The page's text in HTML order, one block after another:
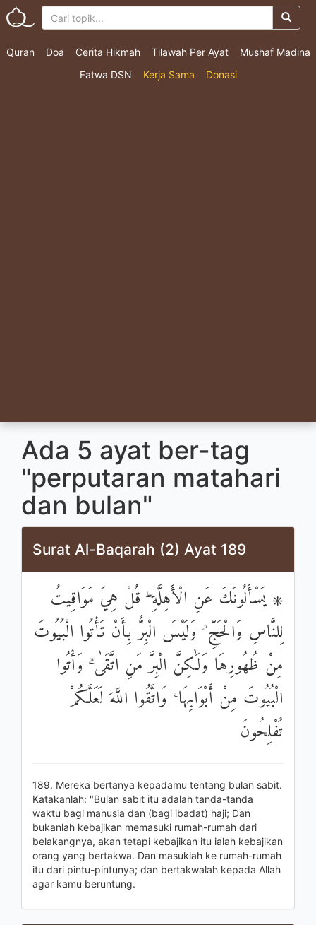
Quran Doa Cerita Hikmah Tilawah Per Ayat
Mushaf Madina
Fatwa DSN
Kerja Sama Donasi
Ada 5 ayat ber-tag
"perputaran matahari
dan bulan"
Surat Al-Baqarah (2) Ayat 189
۞ يَسْأَلُونَكَ عَنِ الْأَهِلَّةِ ۖ قُلْ هِيَ مَوَاقِيتُ
لِلنَّاسِ وَالْحَجِّ ۗ وَلَيْسَ الْبِرُّ بِأَنْ تَأْتُوا الْبُيُوتَ
مِنْ ظُهُورِهَا وَلَٰكِنَّ الْبِرَّ مَنِ اتَّقَىٰ ۗ وَأْتُوا
الْبُيُوتَ مِنْ أَبْوَابِهَا ۚ وَاتَّقُوا اللَّهَ لَعَلَّكُمْ
تُفْلِحُونَ
189. Mereka bertanya kepadamu tentang bulan sabit.
Katakanlah: "Bulan sabit itu adalah tanda-tanda
waktu bagi manusia dan (bagi ibadat) haji; Dan
bukanlah kebajikan memasuki rumah-rumah dari
belakangnya, akan tetapi kebajikan itu ialah kebajikan
orang yang bertakwa. Dan masuklah ke rumah-rumah
itu dari pintu-pintunya; dan bertakwalah kepada Allah
agar kamu beruntung.